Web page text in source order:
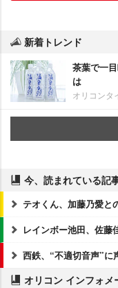
新着トレンド
茶葉で一
は
オリコンタ
今、読まれている記
テオくん、加藤乃愛と
レインボー池田、佐藤
西鉄、“不適切音声”に
オリコン インフォメ